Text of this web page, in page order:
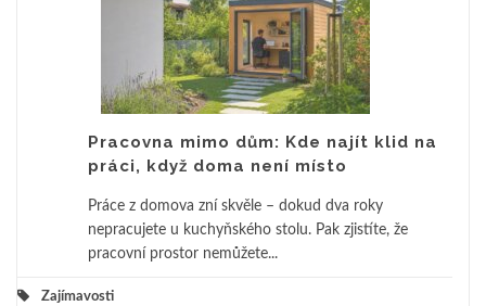
Pracovna mimo dům: Kde najít klid na
práci, když doma není místo
Práce z domova zní skvěle – dokud dva roky
nepracujete u kuchyňského stolu. Pak zjistíte, že
pracovní prostor nemůžete...
Zajímavosti